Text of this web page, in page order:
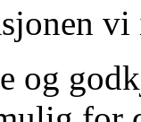
og